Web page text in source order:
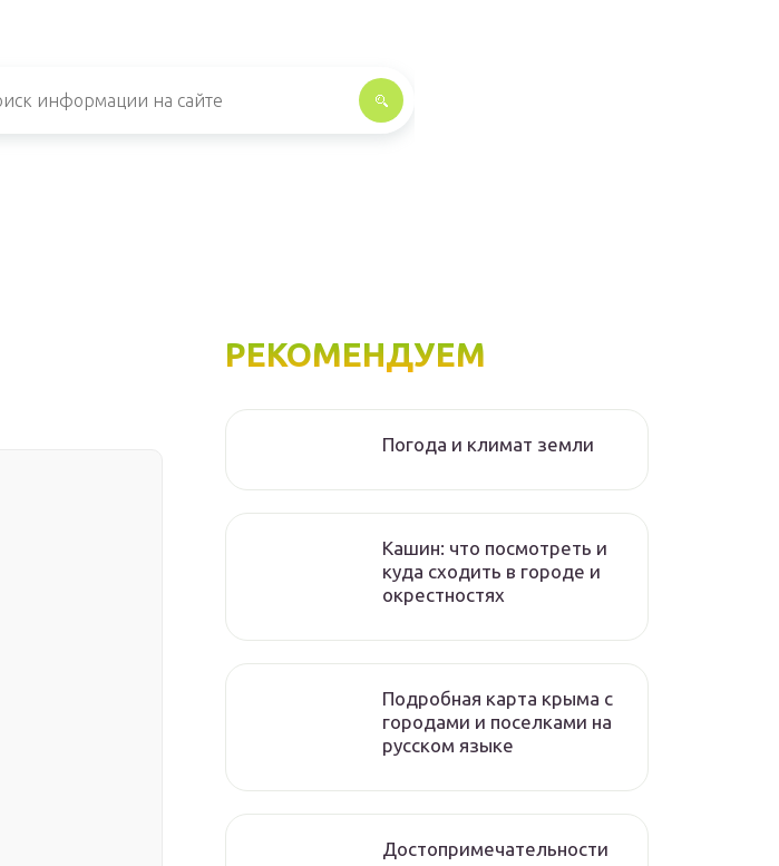
РЕКОМЕНДУЕМ
Погода и климат земли
Кашин: что посмотреть и
куда сходить в городе и
окрестностях
Подробная карта крыма с
городами и поселками на
русском языке
Достопримечательности